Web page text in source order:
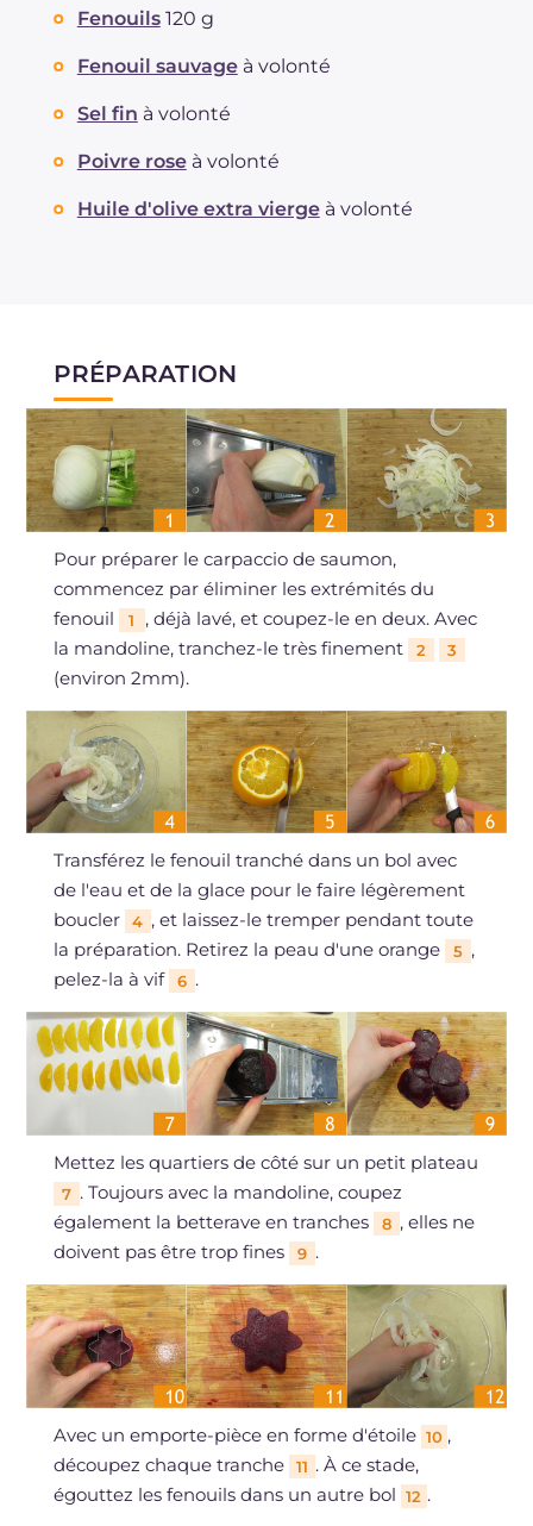
Fenouils 120 g
Fenouil sauvage à volonté
Sel fin à volonté
Poivre rose à volonté
Huile d'olive extra vierge à volonté
PRÉPARATION
Pour préparer le carpaccio de saumon,
commencez par éliminer les extrémités du
fenouil
1
, déjà lavé, et coupez-le en deux. Avec
la mandoline, tranchez-le très finement
2 3
(environ 2mm).
Transférez le fenouil tranché dans un bol avec
de l'eau et de la glace pour le faire légèrement
boucler
4 , et laissez-le tremper pendant toute
la préparation. Retirez la peau d'une orange
5 ,
pelez-la à vif
6 .
Mettez les quartiers de côté sur un petit plateau
7 . Toujours avec la mandoline, coupez
également la betterave en tranches
8 , elles ne
doivent pas être trop fines
9 .
Avec un emporte-pièce en forme d'étoile 10 ,
découpez chaque tranche
11 . À ce stade,
égouttez les fenouils dans un autre bol 12 .